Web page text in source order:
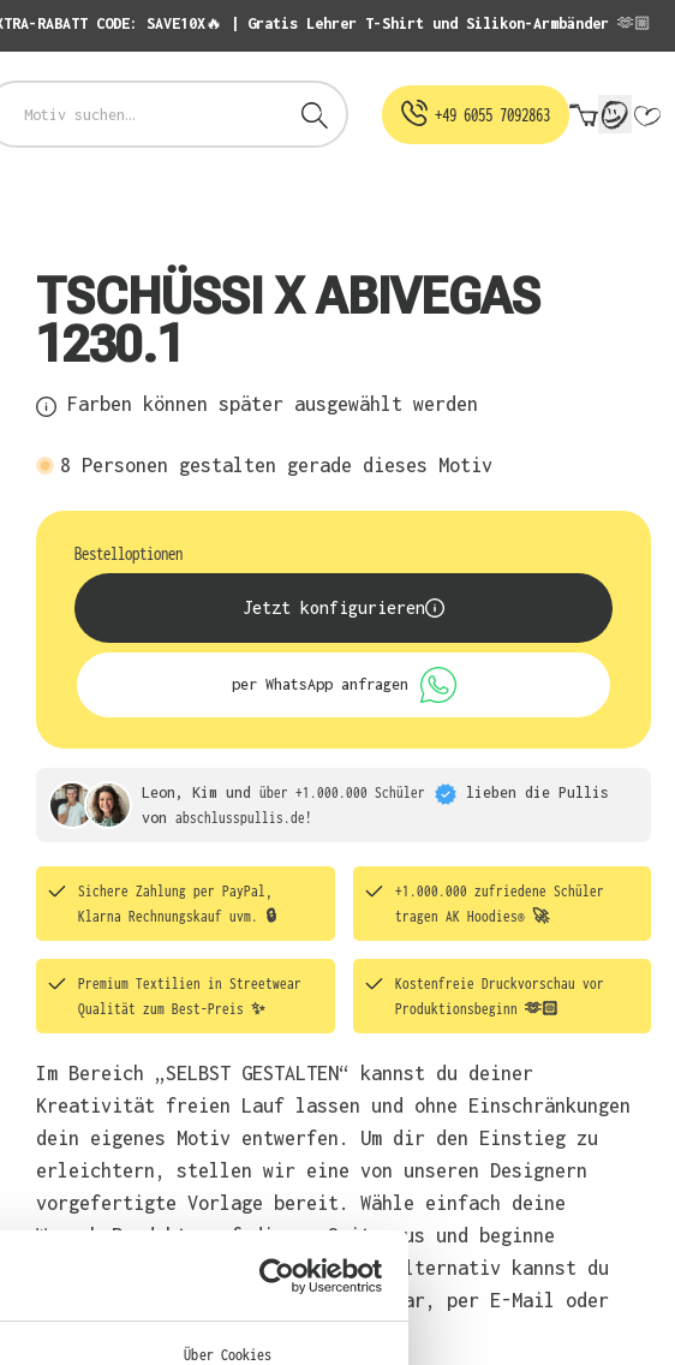
Über Cookies
RABATT CODE: SAVE10X🔥 | Gratis Lehrer T-Shirt und Silikon-Armbänder 🫶🏼
+49 6055 7092863
TSCHÜSSI X ABIVEGAS
1230.1
Farben können später ausgewählt werden
8 Personen gestalten gerade dieses Motiv
Bestelloptionen
Jetzt konfigurieren
per WhatsApp anfragen
Leon, Kim und über +1.000.000 Schüler lieben die Pullis
von abschlusspullis.de!
Sichere Zahlung per PayPal,
Klarna Rechnungskauf uvm. 🔒
+1.000.000 zufriedene Schüler
tragen AK Hoodies® 🚀
Premium Textilien in Streetwear
Qualität zum Best-Preis ✨
Kostenfreie Druckvorschau vor
Produktionsbeginn 🫶🏻
Im Bereich „SELBST GESTALTEN“ kannst du deiner
Kreativität freien Lauf lassen und ohne Einschränkungen
dein eigenes Motiv entwerfen. Um dir den Einstieg zu
erleichtern, stellen wir eine von unseren Designern
vorgefertigte Vorlage bereit. Wähle einfach deine
Wunsch-Produkte auf dieser Seite aus und beginne
anschließend mit der Gestaltung. Alternativ kannst du
auch bequem über das Bestellformular, per E-Mail oder